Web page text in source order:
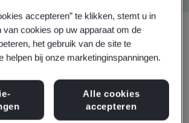
Delen:
accepteren” te klikken, stemt u in
van cookies op uw apparaat om de
het gebruik van de site te
helpen bij onze marketinginspanningen.
Alle cookies
accepteren